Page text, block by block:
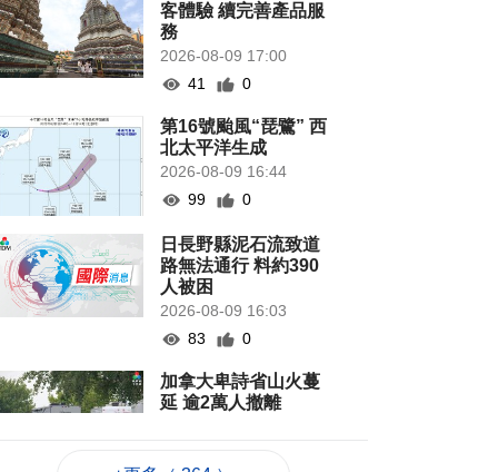
客體驗 續完善產品服
務
2026-08-09 17:00
41
0
第16號颱風“琵鷺” 西
北太平洋生成
2026-08-09 16:44
99
0
日長野縣泥石流致道
路無法通行 料約390
人被困
2026-08-09 16:03
83
0
加拿大卑詩省山火蔓
延 逾2萬人撤離